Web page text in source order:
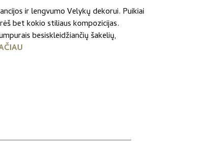
ir lengvumo Velykų dekorui. Puikiai
bet kokio stiliaus kompozicijas.
besiskleidžiančių šakelių,